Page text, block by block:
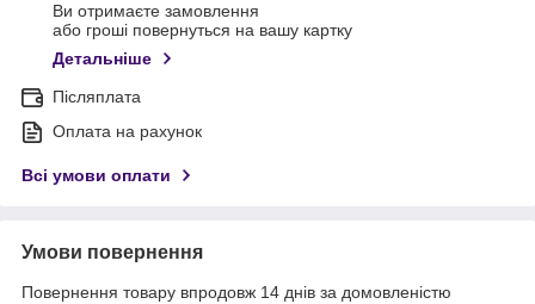
Ви отримаєте замовлення
або гроші повернуться на вашу картку
Детальніше
Післяплата
Оплата на рахунок
Всі умови оплати
Умови повернення
Повернення товару впродовж 14 днів за домовленістю